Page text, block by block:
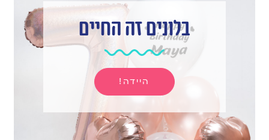
בלונים זה החיים
היידה!